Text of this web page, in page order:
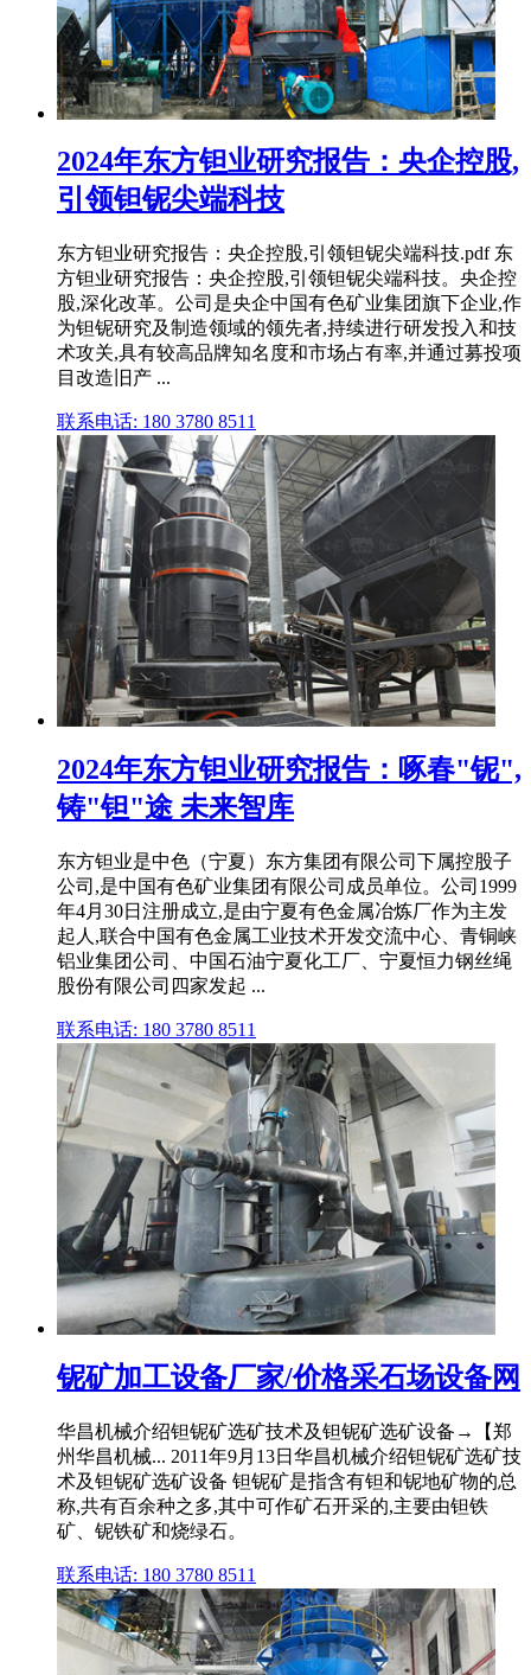
2024年东方钽业研究报告：央企控股,
引领钽铌尖端科技
东方钽业研究报告：央企控股,引领钽铌尖端科技.pdf 东
方钽业研究报告：央企控股,引领钽铌尖端科技。央企控
股,深化改革。公司是央企中国有色矿业集团旗下企业,作
为钽铌研究及制造领域的领先者,持续进行研发投入和技
术攻关,具有较高品牌知名度和市场占有率,并通过募投项
目改造旧产 ...
联系电话: 180 3780 8511
2024年东方钽业研究报告：啄春"铌",
铸"钽"途 未来智库
东方钽业是中色（宁夏）东方集团有限公司下属控股子
公司,是中国有色矿业集团有限公司成员单位。公司1999
年4月30日注册成立,是由宁夏有色金属冶炼厂作为主发
起人,联合中国有色金属工业技术开发交流中心、青铜峡
铝业集团公司、中国石油宁夏化工厂、宁夏恒力钢丝绳
股份有限公司四家发起 ...
联系电话: 180 3780 8511
铌矿加工设备厂家/价格采石场设备网
华昌机械介绍钽铌矿选矿技术及钽铌矿选矿设备→【郑
州华昌机械... 2011年9月13日华昌机械介绍钽铌矿选矿技
术及钽铌矿选矿设备 钽铌矿是指含有钽和铌地矿物的总
称,共有百余种之多,其中可作矿石开采的,主要由钽铁
矿、铌铁矿和烧绿石。
联系电话: 180 3780 8511